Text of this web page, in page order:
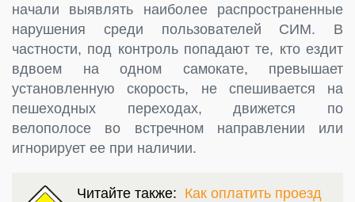
начали выявлять наиболее распространенные
нарушения среди пользователей СИМ. В
частности, под контроль попадают те, кто ездит
вдвоем на одном самокате, превышает
установленную скорость, не спешивается на
пешеходных переходах, движется по
велополосе во встречном направлении или
игнорирует ее при наличии.
Читайте также: Как оплатить проезд